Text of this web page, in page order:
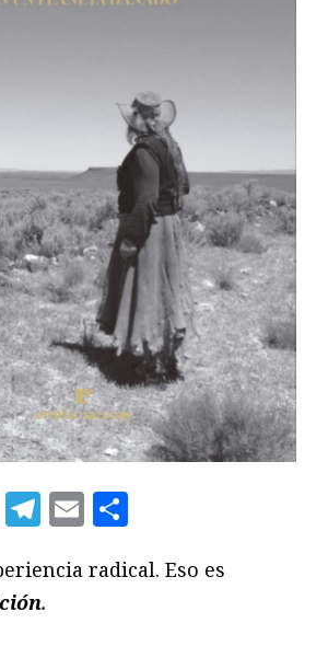
Twitter
Telegram
Email
radical. Eso es
.